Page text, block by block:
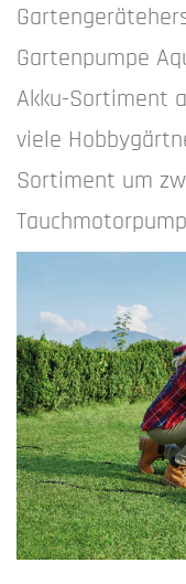
Gartenpumpe
Akku-Sortiment
viele
Sortiment um